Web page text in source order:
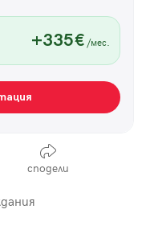
+335€ /мес.
сподели